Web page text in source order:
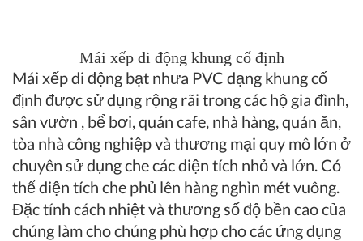
Mái xếp di động khung cố định
Mái xếp di động bạt nhưa PVC dạng khung cố
định được sử dụng rộng rãi trong các hộ gia đình,
sân vườn , bể bơi, quán cafe, nhà hàng, quán ăn,
tòa nhà công nghiệp và thương mại quy mô lớn ở
chuyên sử dụng che các diện tích nhỏ và lớn. Có
thể diện tích che phủ lên hàng nghìn mét vuông.
Đặc tính cách nhiệt và thương số độ bền cao của
chúng làm cho chúng phù hợp cho các ứng dụng